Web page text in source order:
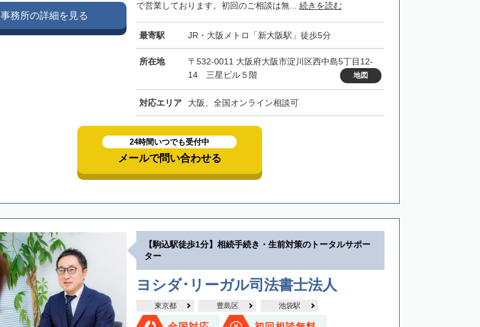
で営業しております。初回のご相談は無... 続きを読む
最寄駅 JR・大阪メトロ「新大阪駅」徒歩5分
所在地
〒532-0011 大阪府大阪市淀川区西中島5丁目12-
14 三星ビル５階
地図
対応エリア 大阪、全国オンライン相談可
事務所の詳細を見る
24時間いつでも受付中
メールで問い合わせる
【駒込駅徒歩1分】相続手続き・生前対策のトータルサポー
ター
ヨシダ･リーガル司法書士法人
東京都 豊島区 池袋駅